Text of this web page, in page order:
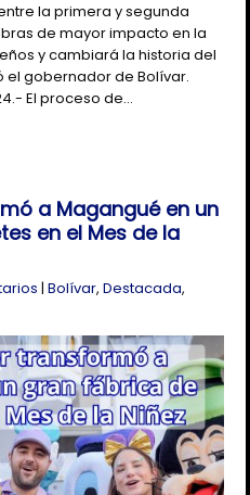
la primera y segunda
de mayor impacto en la
y cambiará la historia del
el gobernador de Bolívar.
El proceso de…
a Magangué en un
en el Mes de la
|Bolívar,Destacada,